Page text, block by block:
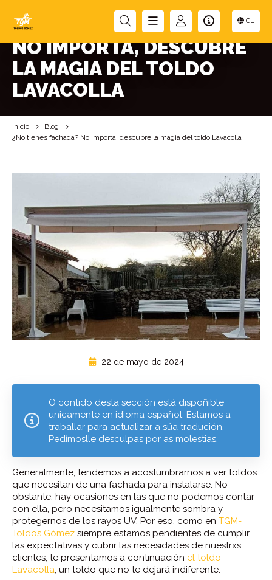
GL
¿NO TIENES FACHADA?
NO IMPORTA, DESCUBRE
LA MAGIA DEL TOLDO
LAVACOLLA
Inicio
Blog
¿No tienes fachada? No importa, descubre la magia del toldo Lavacolla
22 de mayo de 2024
O contido desta sección está dispoñible
unicamente en idioma español. Estamos a
traballar para actualizar a súa tradución.
Pedímoslle desculpas por as molestias.
Generalmente, tendemos a acostumbrarnos a ver toldos
que necesitan de una fachada para instalarse. No
obstante, hay ocasiones en las que no podemos contar
con ella, pero necesitamos igualmente sombra y
protegernos de los rayos UV. Por eso, como en TGM-
Toldos Gómez siempre estamos pendientes de cumplir
las expectativas y cubrir las necesidades de nuestrxs
clientes, te presentamos a continuación el toldo
Lavacolla , un toldo que no te dejará indiferente.